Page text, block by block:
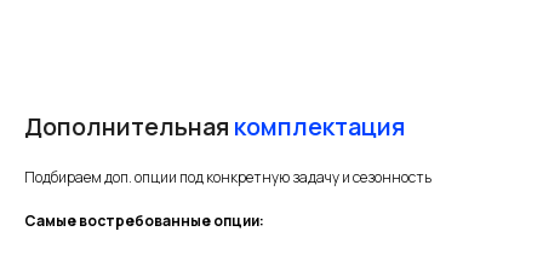
Дополнительная комплектация
Подбираем доп. опции под конкретную задачу и сезонность
Самые востребованные опции: